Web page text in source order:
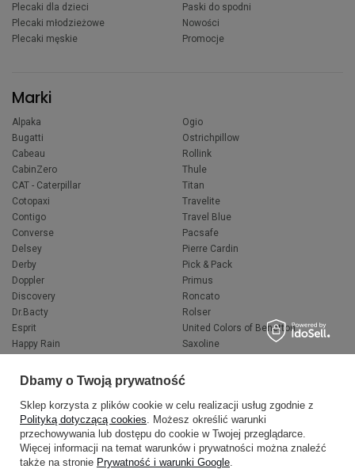
Plecaki dla dzieci
Plecaki młodzieżowe
Plecaki męskie
Paski do spodni
Nowości
Promocje
Marki
Alpaka
Bugatti
Cabeau
CabinZero
CAT - Caterpillar
Cotopaxi
Contigo
Converse
Delsey
Derby
Doppler
Discovery
Dr.Bacty
Esprit
Happy Rain
Hedgren
Jeep
Knirps
LEGO
Muitomas
Ogio
Ostrichpillow
Rollink
Thule
Titan
Travelite
Travel Blue
Pacsafe
Pierre Cardin
Pick & Pack
Primus
Roncato
Rolser
United Colors of Benetton
Saxoline
Wenger
Volkswagen
XD Design
Zojirushi
FLYNKA
Dbamy o Twoją prywatność
Sklep korzysta z plików cookie w celu realizacji usług zgodnie z
Polityką dotyczącą cookies. Możesz określić warunki
przechowywania lub dostępu do cookie w Twojej przeglądarce.
Więcej informacji na temat warunków i prywatności można znaleźć
także na stronie Prywatność i warunki Google.